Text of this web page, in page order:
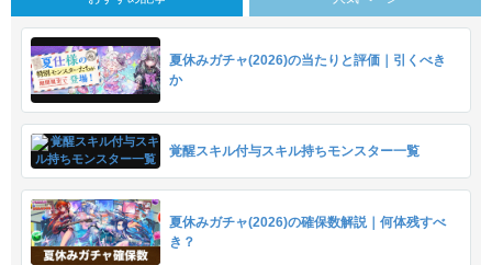
夏休みガチャ(2026)の当たりと評価｜引くべき
か
覚醒スキル付与スキル持ちモンスター一覧
夏休みガチャ(2026)の確保数解説｜何体残すべ
き？